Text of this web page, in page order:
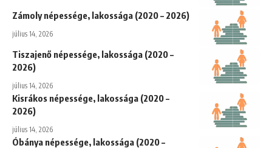
Zámoly népessége, lakossága (2020 – 2026)
július 14, 2026
Tiszajenő népessége, lakossága (2020 –
2026)
július 14, 2026
Kisrákos népessége, lakossága (2020 –
2026)
július 14, 2026
Óbánya népessége, lakossága (2020 –